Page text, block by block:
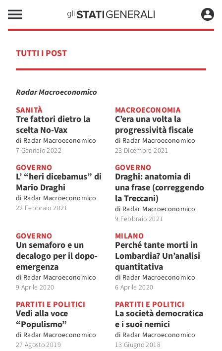
TUTTI I POST
Radar Macroeconomico
SANITÀ
Tre fattori dietro la
scelta No-Vax
di Radar Macroeconomico
7 Gennaio 2022
MACROECONOMIA
C’era una volta la
progressività fiscale
di Radar Macroeconomico
23 Dicembre 2021
GOVERNO
L’ “heri dicebamus” di
Mario Draghi
di Radar Macroeconomico
22 Febbraio 2021
GOVERNO
Draghi: anatomia di
una frase (correggendo
la Treccani)
di Radar Macroeconomico
9 Febbraio 2021
GOVERNO
Un semaforo e un
decalogo per il dopo-
emergenza
di Radar Macroeconomico
9 Aprile 2020
MILANO
Perché tante morti in
Lombardia? Un’analisi
quantitativa
di Radar Macroeconomico
6 Aprile 2020
PARTITI E POLITICI
Vedi alla voce
“Populismo”
di Radar Macroeconomico
27 Agosto 2019
PARTITI E POLITICI
La società democratica
e i suoi nemici
di Radar Macroeconomico
13 Giugno 2018